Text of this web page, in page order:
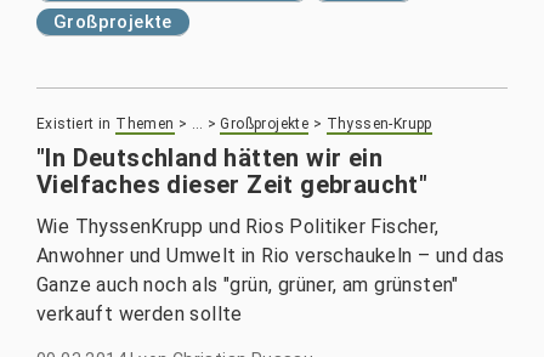
Großprojekte
Existiert in Themen > … >Großprojekte > Thyssen-Krupp
"In Deutschland hätten wir ein
Vielfaches dieser Zeit gebraucht"
Wie ThyssenKrupp und Rios Politiker Fischer,
Anwohner und Umwelt in Rio verschaukeln – und das
Ganze auch noch als "grün, grüner, am grünsten"
verkauft werden sollte